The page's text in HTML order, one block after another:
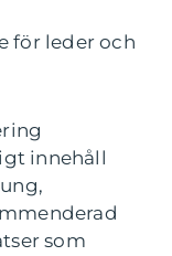
för leder och
innehåll
som